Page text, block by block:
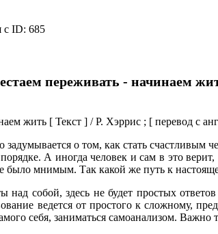
с ID: 685
переживать - начинаем
жить [ Текст ] / Р. Хэррис ; [ перевод
задумывается о том, как стать
А иногда человек и сам в это
было мнимым. Так какой же путь к
над собой, здесь не будет простых
ведется от простого к сложному,
себя, заниматься самоанализом. Важно